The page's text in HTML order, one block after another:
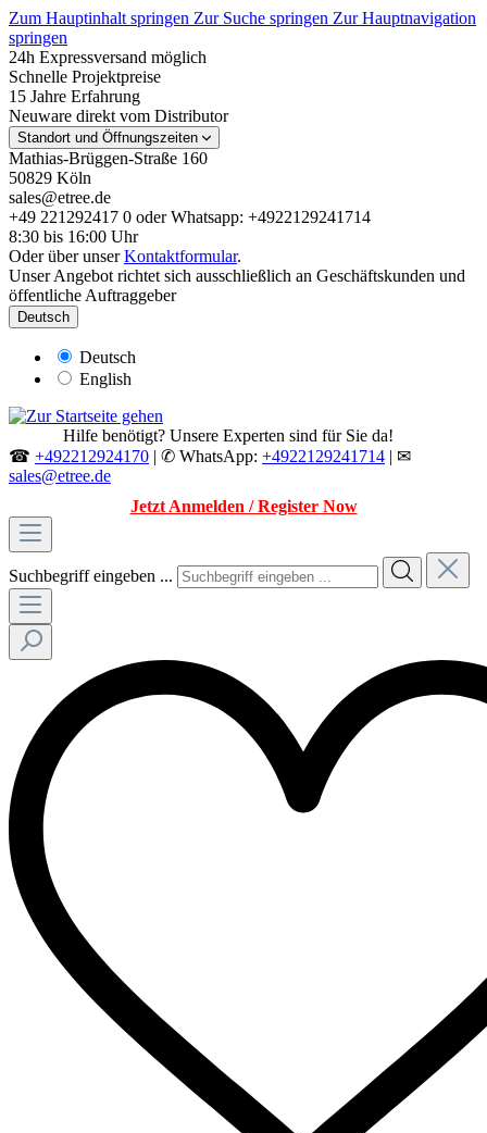
Zum Hauptinhalt springen Zur Suche springen Zur Hauptnavigation
springen
24h Expressversand möglich
Schnelle Projektpreise
15 Jahre Erfahrung
Neuware direkt vom Distributor
Standort und Öffnungszeiten
Mathias-Brüggen-Straße 160
50829 Köln
sales@etree.de
+49 221292417 0 oder Whatsapp: +4922129241714
8:30 bis 16:00 Uhr
Oder über unserKontaktformular.
Unser Angebot richtet sich ausschließlich an Geschäftskunden und
öffentliche Auftraggeber
Deutsch
Deutsch
English
Hilfe benötigt? Unsere Experten sind für Sie da!
☎ +492212924170 | ✆ WhatsApp: +4922129241714 | ✉
sales@etree.de
Jetzt Anmelden / Register Now
Suchbegriff eingeben ...